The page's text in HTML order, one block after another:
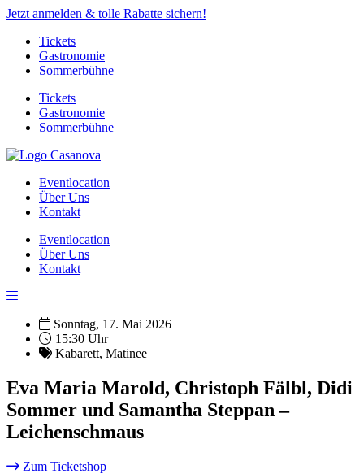
Jetzt anmelden & tolle Rabatte sichern!
Tickets
Gastronomie
Sommerbühne
Tickets
Gastronomie
Sommerbühne
Eventlocation
Über Uns
Kontakt
Eventlocation
Über Uns
Kontakt
Sonntag, 17. Mai 2026
15:30 Uhr
Kabarett, Matinee
Eva Maria Marold, Christoph Fälbl, Didi
Sommer und Samantha Steppan –
Leichenschmaus
Zum Ticketshop